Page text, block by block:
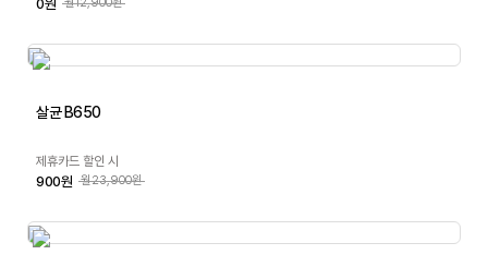
0원
살균 B650
제휴카드 할인 시
900원 월23,900원